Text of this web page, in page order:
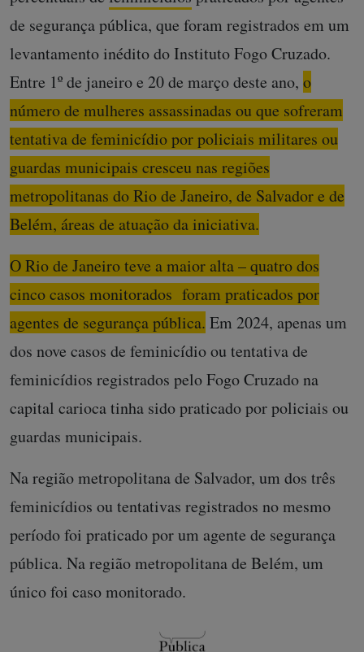
de segurança pública, que foram registrados em um
levantamento inédito do Instituto Fogo Cruzado.
Entre 1º de janeiro e 20 de março deste ano, o
número de mulheres assassinadas ou que sofreram
tentativa de feminicídio por policiais militares ou
guardas municipais cresceu nas regiões
metropolitanas do Rio de Janeiro, de Salvador e de
Belém, áreas de atuação da iniciativa.
O Rio de Janeiro teve a maior alta – quatro dos
cinco casos monitorados foram praticados por
agentes de segurança pública. Em 2024, apenas um
dos nove casos de feminicídio ou tentativa de
feminicídios registrados pelo Fogo Cruzado na
capital carioca tinha sido praticado por policiais ou
guardas municipais.
Na região metropolitana de Salvador, um dos três
feminicídios ou tentativas registrados no mesmo
período foi praticado por um agente de segurança
pública. Na região metropolitana de Belém, um
único foi caso monitorado.